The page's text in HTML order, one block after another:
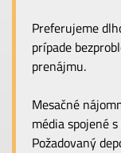
Preferujeme
prípade
prenájmu.
Mesačné
média spojené
Požadovaný